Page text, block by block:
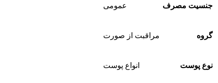
جنسیت مصرف عمومی
گروه مراقبت از صورت
نوع پوست انواع پوست